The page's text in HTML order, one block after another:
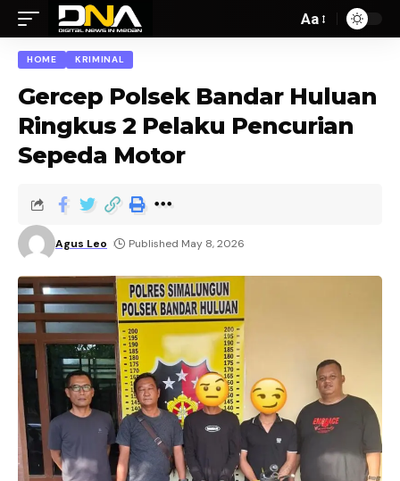
Aa
HOME KRIMINAL
Gercep Polsek Bandar Huluan
Ringkus 2 Pelaku Pencurian
Sepeda Motor
Agus Leo Published May 8, 2026